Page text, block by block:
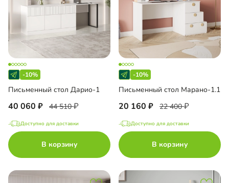
-10%
Письменный стол Дарио-1
40 060 44 510
Доступно для доставки
В корзину
-10%
Письменный стол Марано-1.1
20 160 22 400
Доступно для доставки
В корзину